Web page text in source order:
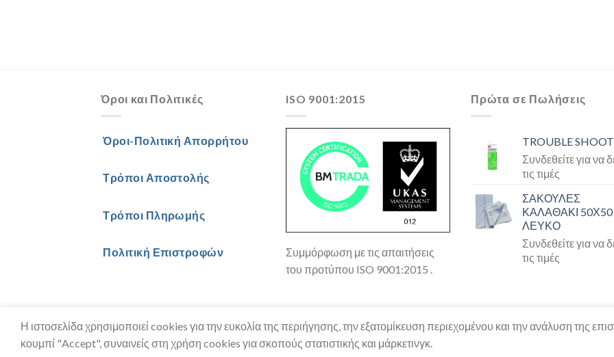
Όροι και Πολιτικές
Όροι-Πολιτική Απορρήτου
Τρόποι Αποστολής
Τρόποι Πληρωμής
Πολιτική Επιστροφών
ISO 9001:2015
Συμμόρφωση με τις απαιτήσεις
του προτύπου ISO 9001:2015 .
Πρώτα σε Πωλήσεις
TROUBLE
Συνδεθείτε για να
τις τιμές
ΣΑΚΟΥΛΕΣ
ΚΑΛΑΘΑΚΙ 50Χ50
ΛΕΥΚΟ
Συνδεθείτε για να
τις τιμές
Η Εταιρία Θα μας Βρείτε Επικοινωνία
Copyright 2026 ©Stefanakis HO.RE.CA. Supplies
Η ιστοσελίδα χρησιμοποιεί cookies για την ευκολία της περιήγησης, την εξατομίκευση περιεχομένου και την ανάλυση της
κουμπί "Accept", συναινείς στη χρήση cookies για σκοπούς στατιστικής και μάρκετινγκ.